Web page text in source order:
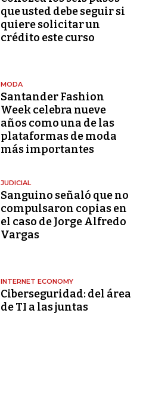
que usted debe seguir si
quiere solicitar un
crédito este curso
MODA
Santander Fashion
Week celebra nueve
años como una de las
plataformas de moda
más importantes
JUDICIAL
Sanguino señaló que no
compulsaron copias en
el caso de Jorge Alfredo
Vargas
INTERNET ECONOMY
Ciberseguridad: del área
de TI a las juntas